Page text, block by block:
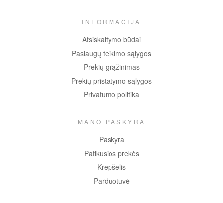
INFORMACIJA
Atsiskaitymo būdai
Paslaugų teikimo sąlygos
Prekių grąžinimas
Prekių pristatymo sąlygos
Privatumo politika
MANO PASKYRA
Paskyra
Patikusios prekės
Krepšelis
Parduotuvė